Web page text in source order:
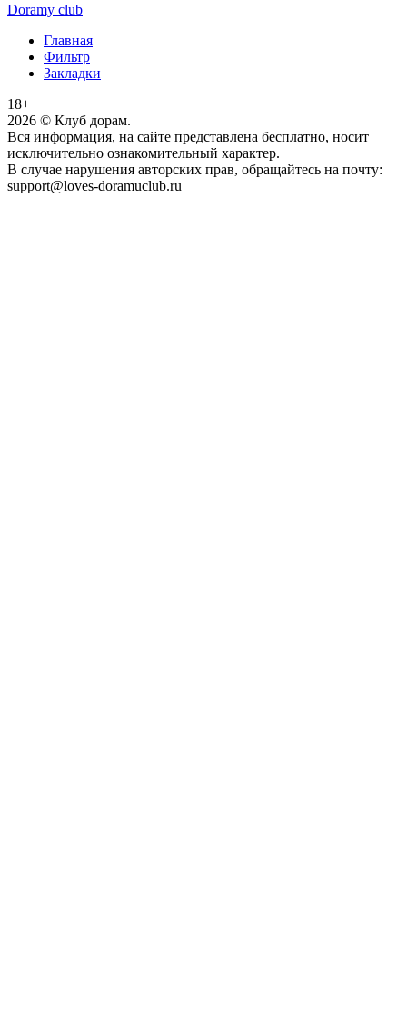
Doramy club
Главная
Фильтр
Закладки
18+
2026 © Клуб дорам.
Вся информация, на сайте представлена бесплатно, носит
исключительно ознакомительный характер.
В случае нарушения авторских прав, обращайтесь на почту:
support@loves-doramuclub.ru